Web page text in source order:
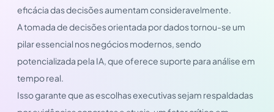
eficácia das decisões aumentam consideravelmente.
A tomada de decisões orientada por dados tornou-se um
pilar essencial nos negócios modernos, sendo
potencializada pela IA, que oferece suporte para análise em
tempo real.
Isso garante que as escolhas executivas sejam respaldadas